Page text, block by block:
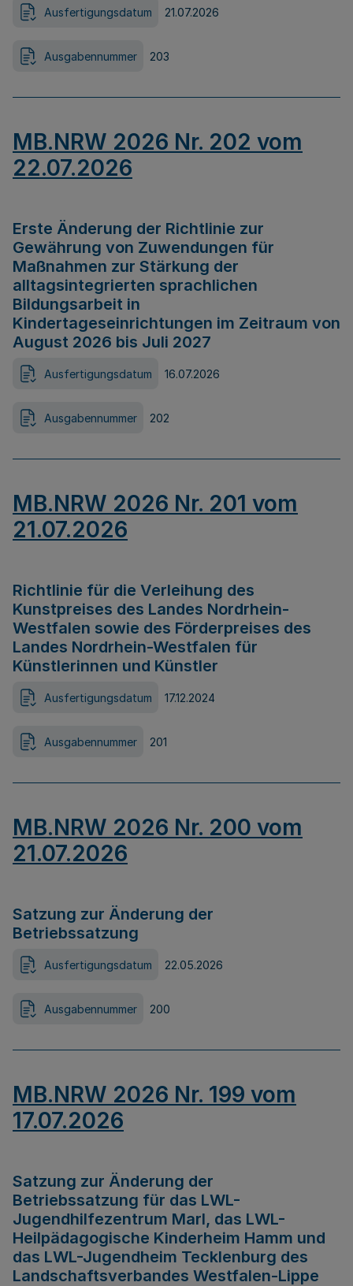
Ausfertigungsdatum 21.07.2026
Ausgabennummer 203
MB.NRW 2026 Nr. 202 vom
22.07.2026
Erste Änderung der Richtlinie zur
Gewährung von Zuwendungen für
Maßnahmen zur Stärkung der
alltagsintegrierten sprachlichen
Bildungsarbeit in
Kindertageseinrichtungen im Zeitraum von
August 2026 bis Juli 2027
Ausfertigungsdatum 16.07.2026
Ausgabennummer 202
MB.NRW 2026 Nr. 201 vom
21.07.2026
Richtlinie für die Verleihung des
Kunstpreises des Landes Nordrhein-
Westfalen sowie des Förderpreises des
Landes Nordrhein-Westfalen für
Künstlerinnen und Künstler
Ausfertigungsdatum 17.12.2024
Ausgabennummer 201
MB.NRW 2026 Nr. 200 vom
21.07.2026
Satzung zur Änderung der
Betriebssatzung
Ausfertigungsdatum 22.05.2026
Ausgabennummer 200
MB.NRW 2026 Nr. 199 vom
17.07.2026
Satzung zur Änderung der
Betriebssatzung für das LWL-
Jugendhilfezentrum Marl, das LWL-
Heilpädagogische Kinderheim Hamm und
das LWL-Jugendheim Tecklenburg des
Landschaftsverbandes Westfalen-Lippe